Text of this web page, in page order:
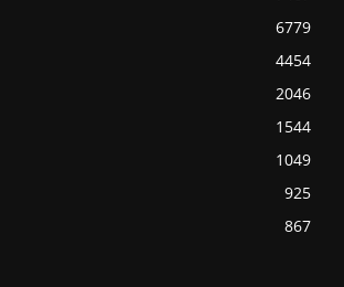
6779
4454
2046
1544
1049
925
867